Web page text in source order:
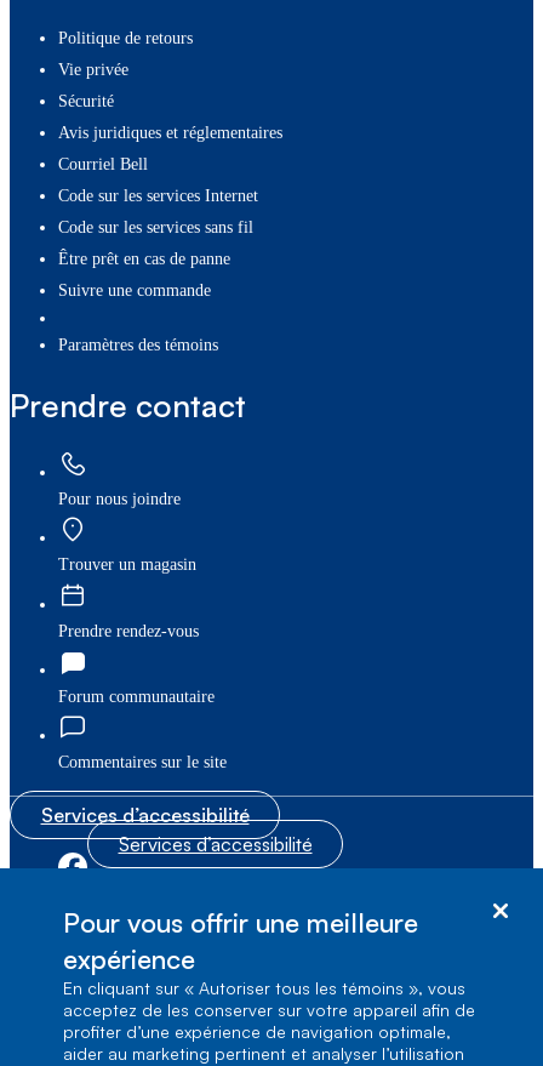
Politique de retours
Vie privée
Sécurité
Avis juridiques et réglementaires
Courriel Bell
Code sur les services Internet
Code sur les services sans fil
Être prêt en cas de panne
Suivre une commande
paramètres des témoins
Prendre contact
Pour nous joindre
Trouver un magasin
Prendre rendez-vous
Forum communautaire
Commentaires sur le site
Services d’accessibilité
Services d’accessibilité
1, carrefour Alexander-Graham-Bell, Aile A-7,
Verdun, Québec, H3E 3B3
Pour vous offrir une meilleure
expérience
En cliquant sur « Autoriser tous les témoins », vous
acceptez de les conserver sur votre appareil afin de
profiter d’une expérience de navigation optimale,
aider au marketing pertinent et analyser l’utilisation